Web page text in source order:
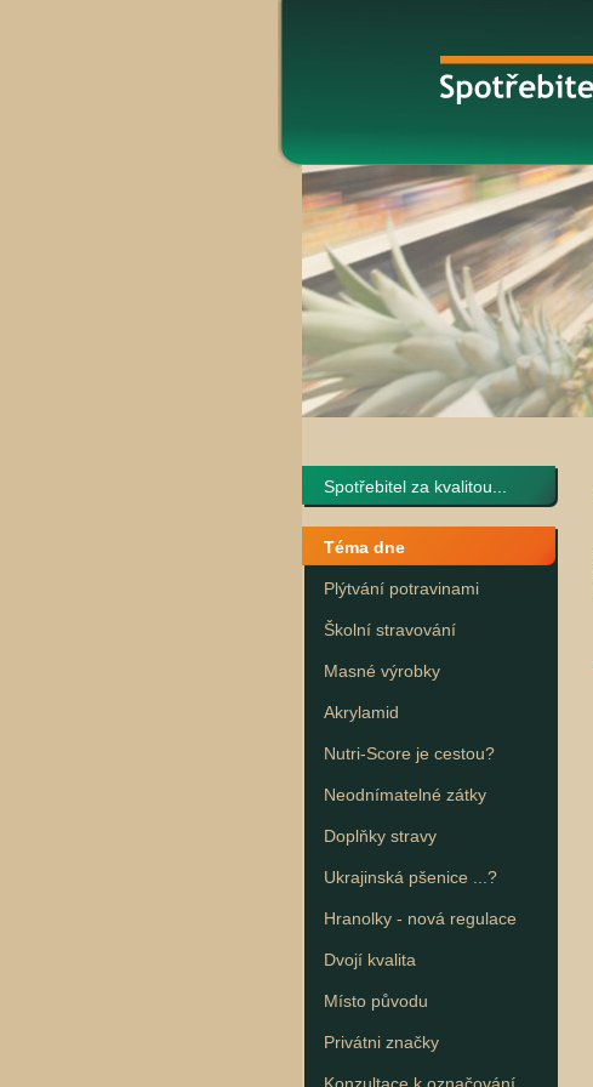
Spotřebitel za kvalitou...
Téma dne
Plýtvání potravinami
Školní stravování
Masné výrobky
Akrylamid
Nutri-Score je cestou?
Neodnímatelné zátky
Doplňky stravy
Ukrajinská pšenice ...?
Hranolky - nová regulace
Dvojí kvalita
Místo původu
Privátni značky